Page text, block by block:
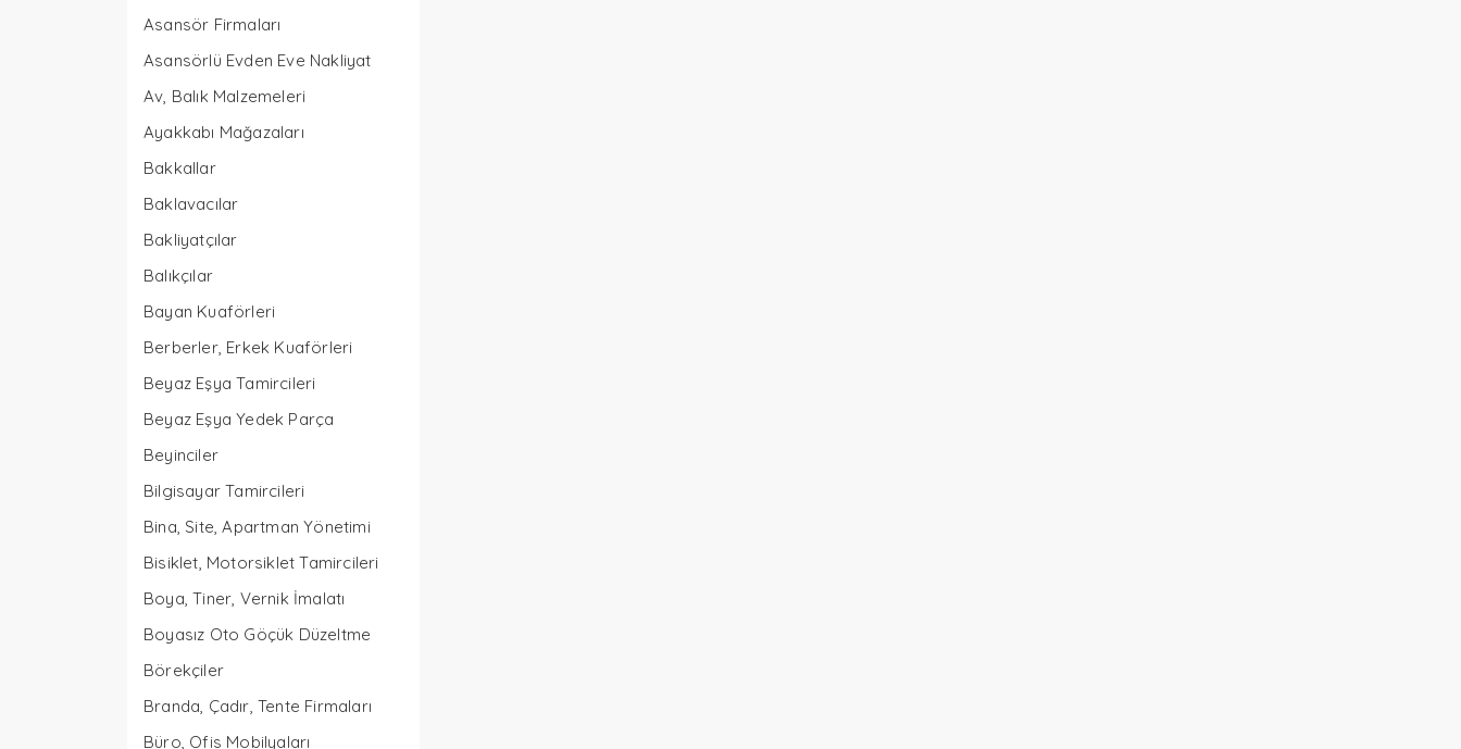
Asansör Firmaları
Asansörlü Evden Eve Nakliyat
Av, Balık Malzemeleri
Ayakkabı Mağazaları
Bakkallar
Baklavacılar
Bakliyatçılar
Balıkçılar
Bayan Kuaförleri
Berberler, Erkek Kuaförleri
Beyaz Eşya Tamircileri
Beyaz Eşya Yedek Parça
Beyinciler
Bilgisayar Tamircileri
Bina, Site, Apartman Yönetimi
Bisiklet, Motorsiklet Tamircileri
Boya, Tiner, Vernik İmalatı
Boyasız Oto Göçük Düzeltme
Börekçiler
Branda, Çadır, Tente Firmaları
Büro, Ofis Mobilyaları